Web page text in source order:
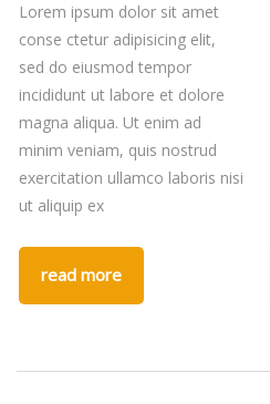
Lorem ipsum dolor sit amet
conse ctetur adipisicing elit,
sed do eiusmod tempor
incididunt ut labore et dolore
magna aliqua. Ut enim ad
minim veniam, quis nostrud
exercitation ullamco laboris nisi
ut aliquip ex
read more